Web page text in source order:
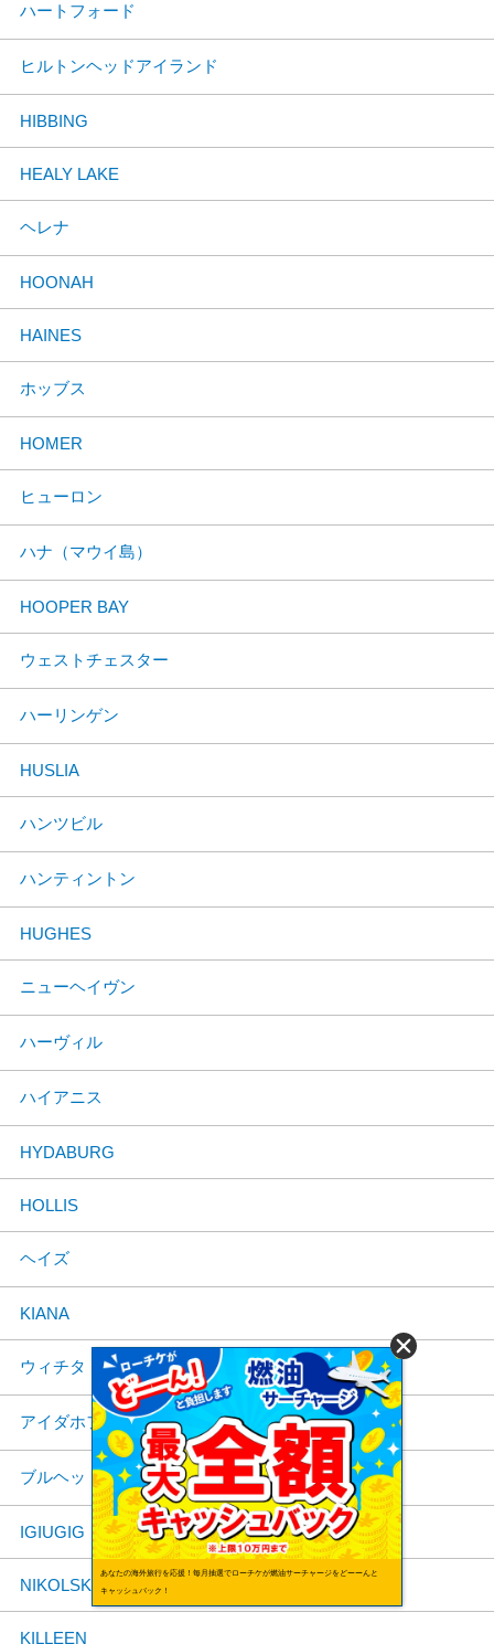
ハートフォード
ヒルトンヘッドアイランド
HIBBING
HEALY LAKE
ヘレナ
HOONAH
HAINES
ホッブス
HOMER
ヒューロン
ハナ（マウイ島）
HOOPER BAY
ウェストチェスター
ハーリンゲン
HUSLIA
ハンツビル
ハンティントン
HUGHES
ニューヘイヴン
ハーヴィル
ハイアニス
HYDABURG
HOLLIS
ヘイズ
KIANA
ウィチタ
アイダホフォールズ
ブルヘッドシティ
IGIUGIG
NIKOLSKI
KILLEEN
あなたの海外旅行を応援！毎月抽選でローチケが燃油サーチャージをどーーんと
キャッシュバック！